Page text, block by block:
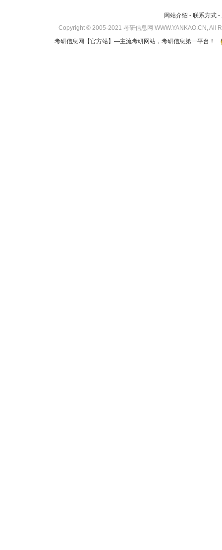
网站介绍 - 联系方式 -
Copyright © 2005-2021 考研信息网 WWW.YANKAO.CN,
考研信息网
【官方站】—主流考研网站，考研信息第一平台！